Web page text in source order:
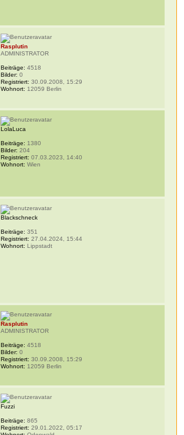
Rasplutin
ADMINISTRATOR
Beiträge: 4518
Bilder: 0
Registriert: 30.09.2008, 15:29
Wohnort: 12059 Berlin
LolaLuca
Beiträge: 1380
Bilder: 204
Registriert: 07.03.2023, 14:40
Wohnort: Wien
Blackschneck
Beiträge: 351
Registriert: 27.04.2024, 15:44
Wohnort: Lippstadt
Rasplutin
ADMINISTRATOR
Beiträge: 4518
Bilder: 0
Registriert: 30.09.2008, 15:29
Wohnort: 12059 Berlin
Fuzzi
Beiträge: 865
Registriert: 29.01.2022, 05:17